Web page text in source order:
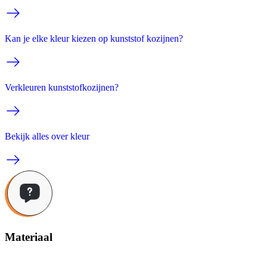
Kan je elke kleur kiezen op kunststof kozijnen?
Verkleuren kunststofkozijnen?
Bekijk alles over kleur
Materiaal